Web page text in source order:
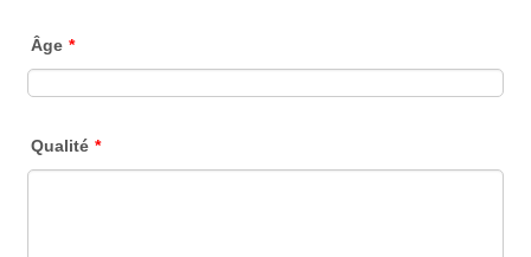
Âge *
Qualité *